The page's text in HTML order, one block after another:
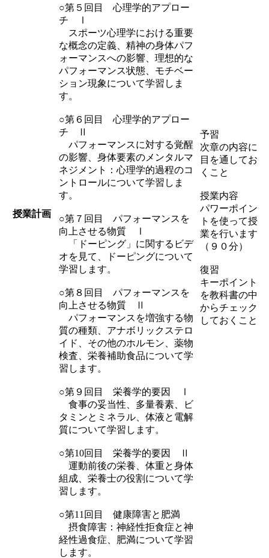
授業計画
○第５回目 心理学的アプロー
チ Ⅰ
スポーツ心理学における重要
な概念の定義、精神の身体パフ
ォーマンスへの影響、理想的な
パフォーマンス状態、モチベー
ション現象について学習しま
す。
○第６回目 心理学的アプロー
チ Ⅱ
パフォーマンスに対する覚醒
の影響、身体要素のメンタルマ
ネジメント：心理学的過程のコ
ントロールについて学習しま
す。
○第７回目 パフォーマンスを
向上させる物質 Ⅰ
「ドーピング」に関するビデ
オを見て、ドーピングについて
学習します。
○第８回目 パフォーマンスを
向上させる物質 Ⅱ
パフォーマンスを増強する物
質の種類、アナボリックステロ
イド、その他のホルモン、薬物
検査、栄養補助食品について学
習します。
○第９回目 栄養学的要因 Ⅰ
食事の妥当性、多量養素、ビ
タミンとミネラル、体液と電解
質について学習します。
○第10回目 栄養学的要因 Ⅱ
運動前後の栄養、体重と身体
組成、栄養士の役割について学
習します。
○第11回目 健康障害と肥満
摂食障害：神経性拒食症と神
経性過食症、肥満について学習
します。
予習
次章の内容に
目を通してお
くこと
授業内容
パワーポイン
トを使って授
業を行います
（９０分）
復習
キーポイント
を教科書の中
からチェック
しておくこと